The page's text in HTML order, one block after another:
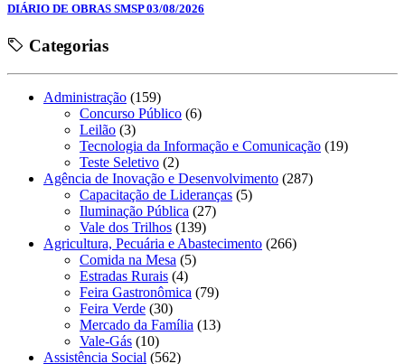
DIÁRIO DE OBRAS SMSP 03/08/2026
Categorias
Administração (159)
Concurso Público (6)
Leilão (3)
Tecnologia da Informação e Comunicação (19)
Teste Seletivo (2)
Agência de Inovação e Desenvolvimento (287)
Capacitação de Lideranças (5)
Iluminação Pública (27)
Vale dos Trilhos (139)
Agricultura, Pecuária e Abastecimento (266)
Comida na Mesa (5)
Estradas Rurais (4)
Feira Gastronômica (79)
Feira Verde (30)
Mercado da Família (13)
Vale-Gás (10)
Assistência Social (562)